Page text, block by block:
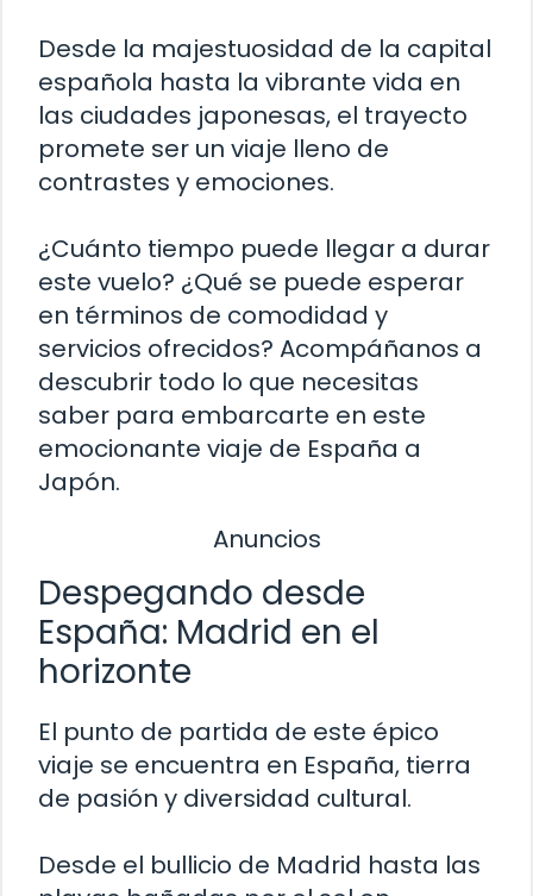
Desde la majestuosidad de la capital
española hasta la vibrante vida en
las ciudades japonesas, el trayecto
promete ser un viaje lleno de
contrastes y emociones.
¿Cuánto tiempo puede llegar a durar
este vuelo? ¿Qué se puede esperar
en términos de comodidad y
servicios ofrecidos? Acompáñanos a
descubrir todo lo que necesitas
saber para embarcarte en este
emocionante viaje de España a
Japón.
Anuncios
Despegando desde
España: Madrid en el
horizonte
El punto de partida de este épico
viaje se encuentra en España, tierra
de pasión y diversidad cultural.
Desde el bullicio de Madrid hasta las